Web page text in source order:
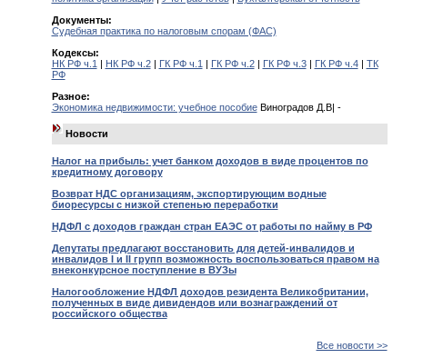
Документы:
Судебная практика по налоговым спорам (ФАС)
Кодексы:
НК РФ ч.1 | НК РФ ч.2| ГК РФ ч.1 | ГК РФ ч.2| ГК РФ ч.3| ГК РФ ч.4| ТК
РФ
Разное:
Экономика недвижимости: учебное пособиеВиноградов Д.В| -
Новости
Налог на прибыль: учет банком доходов в виде процентов по
кредитному договору
Возврат НДС организациям, экспортирующим водные
биоресурсы с низкой степенью переработки
НДФЛ с доходов граждан стран ЕАЭС от работы по найму в РФ
Депутаты предлагают восстановить для детей-инвалидов и
инвалидов I и II групп возможность воспользоваться правом на
внеконкурсное поступление в ВУЗы
Налогообложение НДФЛ доходов резидента Великобритании,
полученных в виде дивидендов или вознаграждений от
российского общества
Все новости >>